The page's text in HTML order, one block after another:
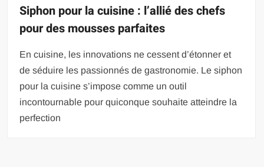
Siphon pour la cuisine : l’allié des chefs
pour des mousses parfaites
En cuisine, les innovations ne cessent d’étonner et
de séduire les passionnés de gastronomie. Le siphon
pour la cuisine s’impose comme un outil
incontournable pour quiconque souhaite atteindre la
perfection